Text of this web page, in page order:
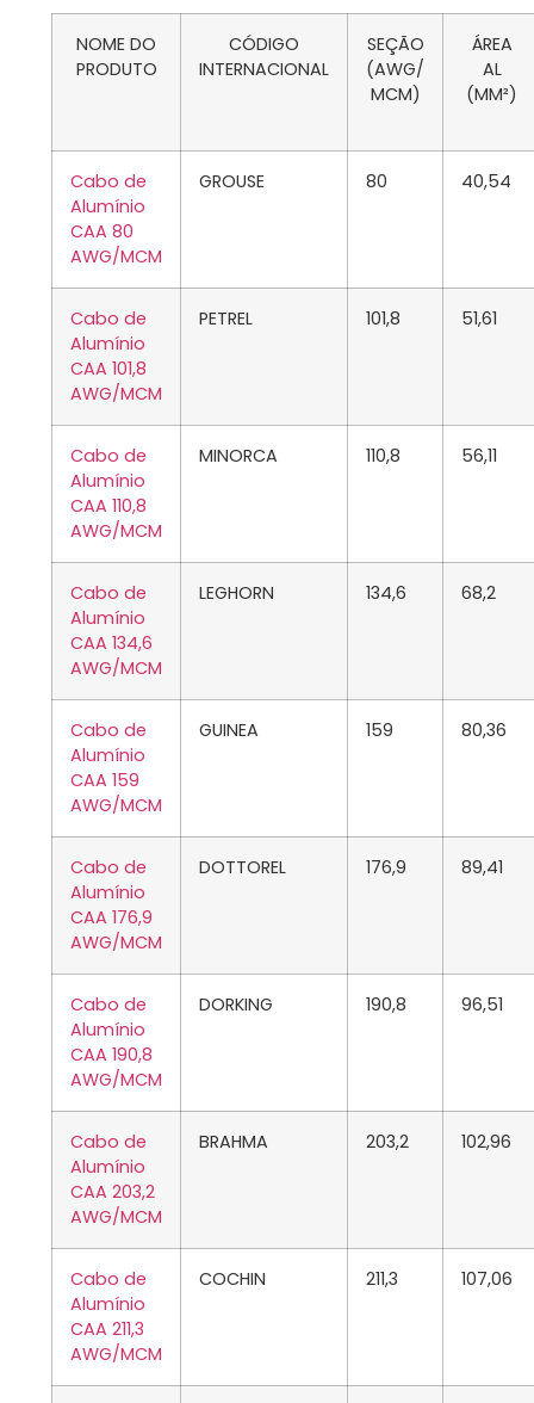
NOME DO
PRODUTO
CÓDIGO
INTERNACIONAL
SEÇÃO
(AWG/
MCM)
ÁREA
AL
(MM²)
Cabo de
Alumínio
CAA 80
AWG/MCM
GROUSE 80 40,54
Cabo de
Alumínio
CAA 101,8
AWG/MCM
PETREL 101,8 51,61
Cabo de
Alumínio
CAA 110,8
AWG/MCM
MINORCA 110,8 56,11
Cabo de
Alumínio
CAA 134,6
AWG/MCM
LEGHORN 134,6 68,2
Cabo de
Alumínio
CAA 159
AWG/MCM
GUINEA 159 80,36
Cabo de
Alumínio
CAA 176,9
AWG/MCM
DOTTOREL 176,9 89,41
Cabo de
Alumínio
CAA 190,8
AWG/MCM
DORKING 190,8 96,51
Cabo de
Alumínio
CAA 203,2
AWG/MCM
BRAHMA 203,2 102,96
Cabo de
Alumínio
CAA 211,3
AWG/MCM
COCHIN 211,3 107,06